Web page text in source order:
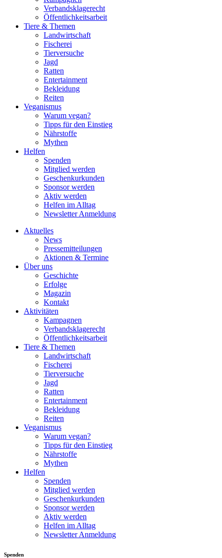
Verbandsklagerecht
Öffentlichkeitsarbeit
Tiere & Themen
Landwirtschaft
Fischerei
Tierversuche
Jagd
Ratten
Entertainment
Bekleidung
Reiten
Veganismus
Warum vegan?
Tipps für den Einstieg
Nährstoffe
Mythen
Helfen
Spenden
Mitglied werden
Geschenkurkunden
Sponsor werden
Aktiv werden
Helfen im Alltag
Newsletter Anmeldung
Aktuelles
News
Pressemitteilungen
Aktionen & Termine
Über uns
Geschichte
Erfolge
Magazin
Kontakt
Aktivitäten
Kampagnen
Verbandsklagerecht
Öffentlichkeitsarbeit
Tiere & Themen
Landwirtschaft
Fischerei
Tierversuche
Jagd
Ratten
Entertainment
Bekleidung
Reiten
Veganismus
Warum vegan?
Tipps für den Einstieg
Nährstoffe
Mythen
Helfen
Spenden
Mitglied werden
Geschenkurkunden
Sponsor werden
Aktiv werden
Helfen im Alltag
Newsletter Anmeldung
Spenden